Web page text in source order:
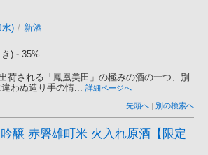
水) / 新酒
) - 35%
荷される「鳳凰美田」の極みの酒の一つ、別
わぬ造り手の情... 詳細ページへ
先頭へ | 別の検索へ
醸 赤磐雄町米 火入れ原酒【限定